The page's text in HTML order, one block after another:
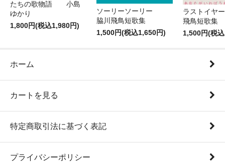
たちの歌物語 小島
ゆかり
1,800円(税込1,980円)
ソーリーソーリー
脇川飛鳥短歌集
1,500円(税込1,650円)
ラストイ
飛鳥短
1,500円(税
ホーム
カートを見る
特定商取引法に基づく表記
プライバシーポリシー